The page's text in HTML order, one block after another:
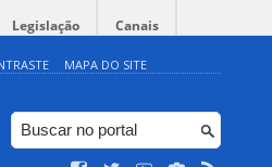
Legislação Canais
MAPA DO SITE